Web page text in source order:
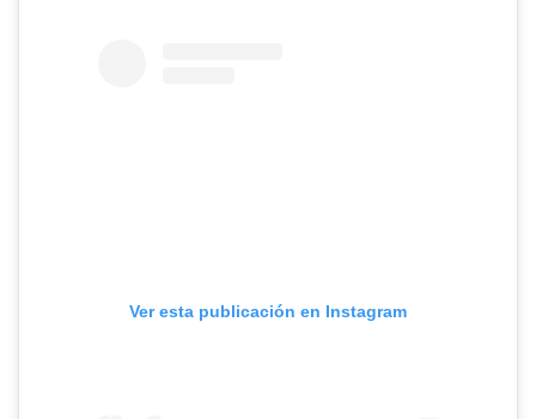
Ver esta publicación en Instagram